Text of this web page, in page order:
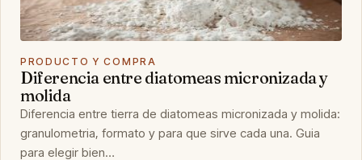
PRODUCTO Y COMPRA
Diferencia entre diatomeas micronizada y
molida
Diferencia entre tierra de diatomeas micronizada y molida:
granulometria, formato y para que sirve cada una. Guia
para elegir bien…